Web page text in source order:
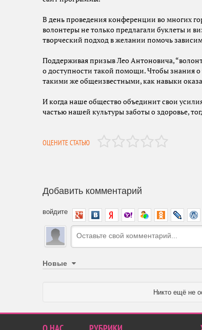
В день проведения конференции во многих
волонтеры не только предлагали буклеты и
творческий подход в желании помочь
Поддерживая призыв Лео Антоновича,
о доступности такой помощи. Чтобы знания о
такими же общеизвестными, как навыки
И когда наше общество объединит свои
частью нашей культуры заботы о здоровье,
ОЦЕНИТЕ СТАТЬЮ
Добавить комментарий
войдите
Новые
Никто ещё не